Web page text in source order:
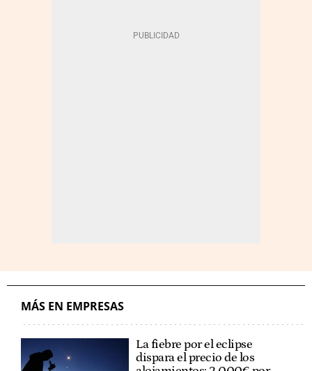
MÁS EN EMPRESAS
La fiebre por el eclipse
dispara el precio de los